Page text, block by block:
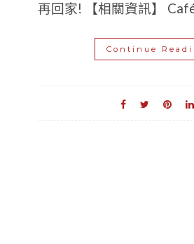
再回家! 【相關資訊】
Continue